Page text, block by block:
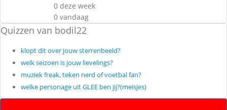
0 deze week
0 vandaag
Quizzen van bodil22
klopt dit over jouw sterrenbeeld?
welk seizoen is jouw lievelings?
muziek freak, teken nerd of voetbal fan?
welke personage uit GLEE ben jij?(meisjes)